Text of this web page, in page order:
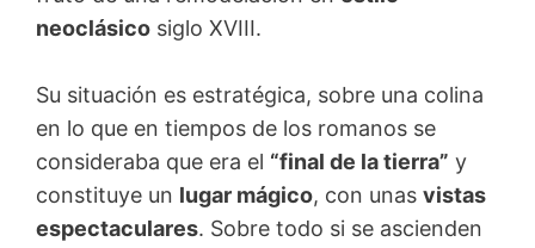
neoclásico siglo XVIII.
Su situación es estratégica, sobre una colina
en lo que en tiempos de los romanos se
consideraba que era el “final de la tierra” y
constituye un lugar mágico, con unas vistas
espectaculares. Sobre todo si se ascienden